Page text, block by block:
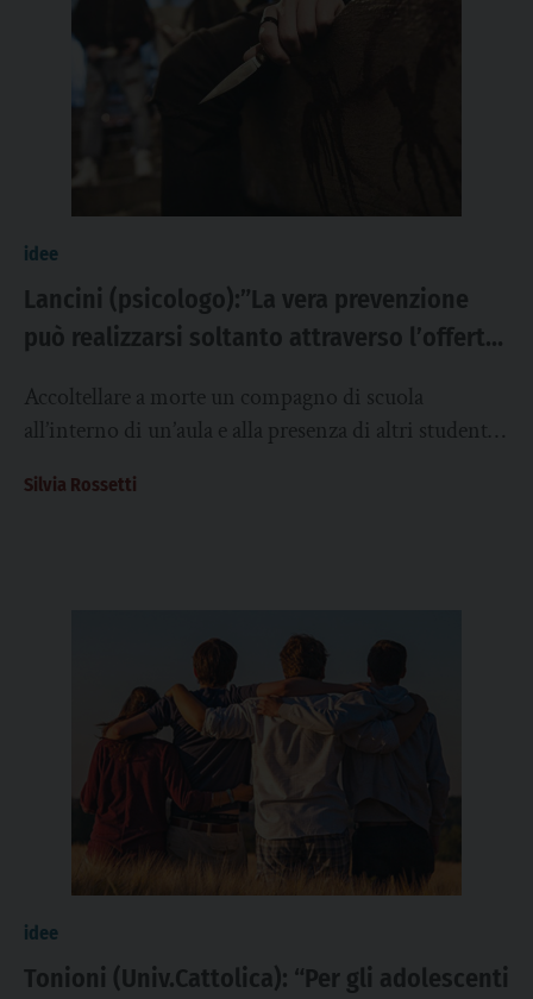
idee
Lancini (psicologo):”La vera prevenzione
può realizzarsi soltanto attraverso l’offerta
dello studente a La Spezia ingenera una
Accoltellare a morte un compagno di scuola
all’interno di un’aula e alla presenza di altri studenti.
Silvia Rossetti
idee
Tonioni (Univ.Cattolica): “Per gli adolescenti